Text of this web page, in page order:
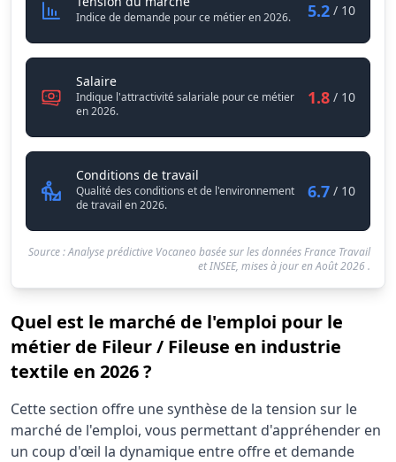
Indice de demande pour ce métier en 2026. 5.2 / 10
SalaireFileur / Fileuse en industrie textile
Indique l'attractivité salariale pour ce métier
en 2026.
1.8 / 10
Conditions de travail
Qualité des conditions et de l'environnement
de travail en 2026.
6.7 / 10
Source : Analyse prédictive Vocaneo basée sur les données France Travail
et INSEE, mises à jour enAoût 2026.
Quel est le marché de l'emploi pour le
métier de Fileur / Fileuse en industrie
textile en 2026 ?
Statistiques recrutement Fileur / Fileuse en industrie
Indicateur
Valeur
Demandeurs d'emploi (12 mois)
10
Cette section offre une synthèse de la tension sur le
marché de l'emploi, vous permettant d'appréhender en
un coup d'œil la dynamique entre offre et demande